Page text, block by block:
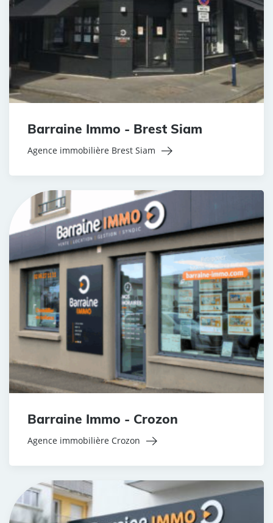
Barraine Immo - Brest Siam
Agence immobilière Brest Siam
Barraine Immo - Crozon
Agence immobilière Crozon